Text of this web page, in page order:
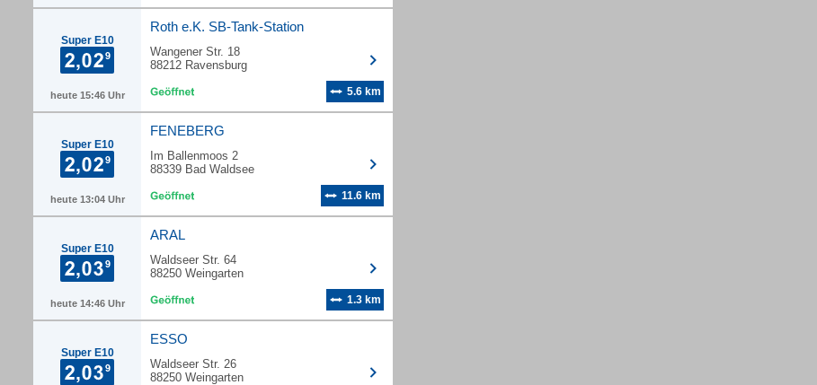
Super E10
heute 15:46 Uhr
Roth e.K. SB-Tank-Station
Wangener Str. 18
88212 Ravensburg
5.6 km
Super E10
heute 13:04 Uhr
FENEBERG
Im Ballenmoos 2
88339 Bad Waldsee
11.6 km
Super E10
heute 14:46 Uhr
ARAL
Waldseer Str. 64
88250 Weingarten
1.3 km
Super E10
ESSO
Waldseer Str. 26
88250 Weingarten